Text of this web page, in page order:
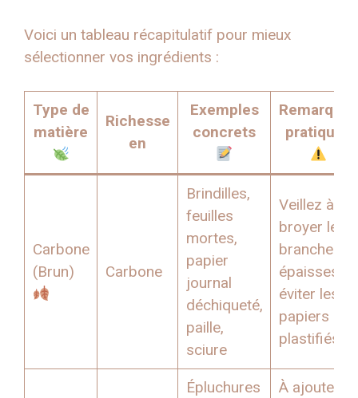
Voici un tableau récapitulatif pour mieux
sélectionner vos ingrédients :
Type de
matière
Richesse
en
Exemples
concrets
Remarques
pratiques
Carbone
(Brun)
Carbone
Brindilles,
feuilles
mortes,
papier
journal
déchiqueté,
paille,
sciure
Veillez à
broyer les
branches
épaisses et
éviter les
papiers
plastifiés
Épluchures
À ajouter